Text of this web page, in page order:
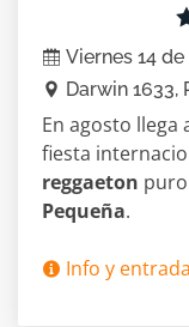
Viernes 14
Darwin 1633,
En agosto llega
fiesta
reggaeton
Pequeña.
Info y